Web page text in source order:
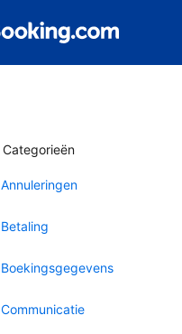
Categorieën
Annuleringen
Betaling
Boekingsgegevens
Communicatie